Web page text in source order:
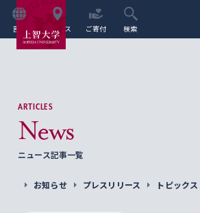
言語 アクセス ご寄付 検索
ARTICLES
News
ニュース記事一覧
お知らせ プレスリリース トピックス